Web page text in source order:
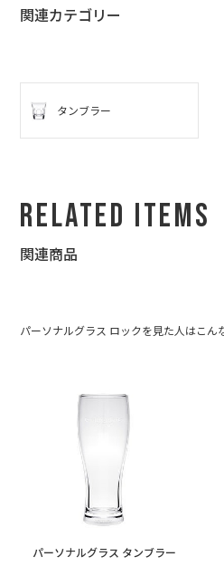
関連カテゴリー
タンブラー
Related Items
関連商品
パーソナルグラス ロックを見た人はこん
パーソナルグラス タンブラー